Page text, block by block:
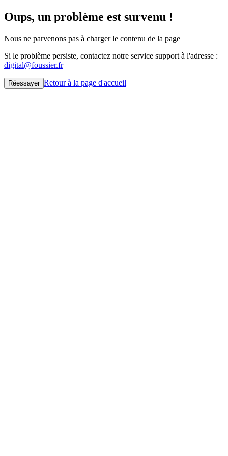
Oups, un problème est survenu !
Nous ne parvenons pas à charger le contenu de la page
Si le problème persiste, contactez notre service support à l'adresse :
digital@foussier.fr
Réessayer Retour à la page d'accueil